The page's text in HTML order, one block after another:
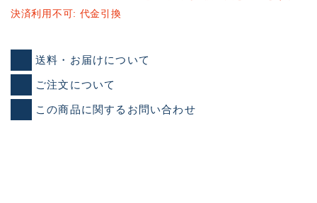
決済利用不可: 代金引換
送料・お届けについて
ご注文について
この商品に関するお問い合わせ